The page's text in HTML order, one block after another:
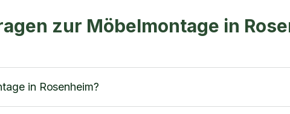
zur Möbelmontage in
in Rosenheim?